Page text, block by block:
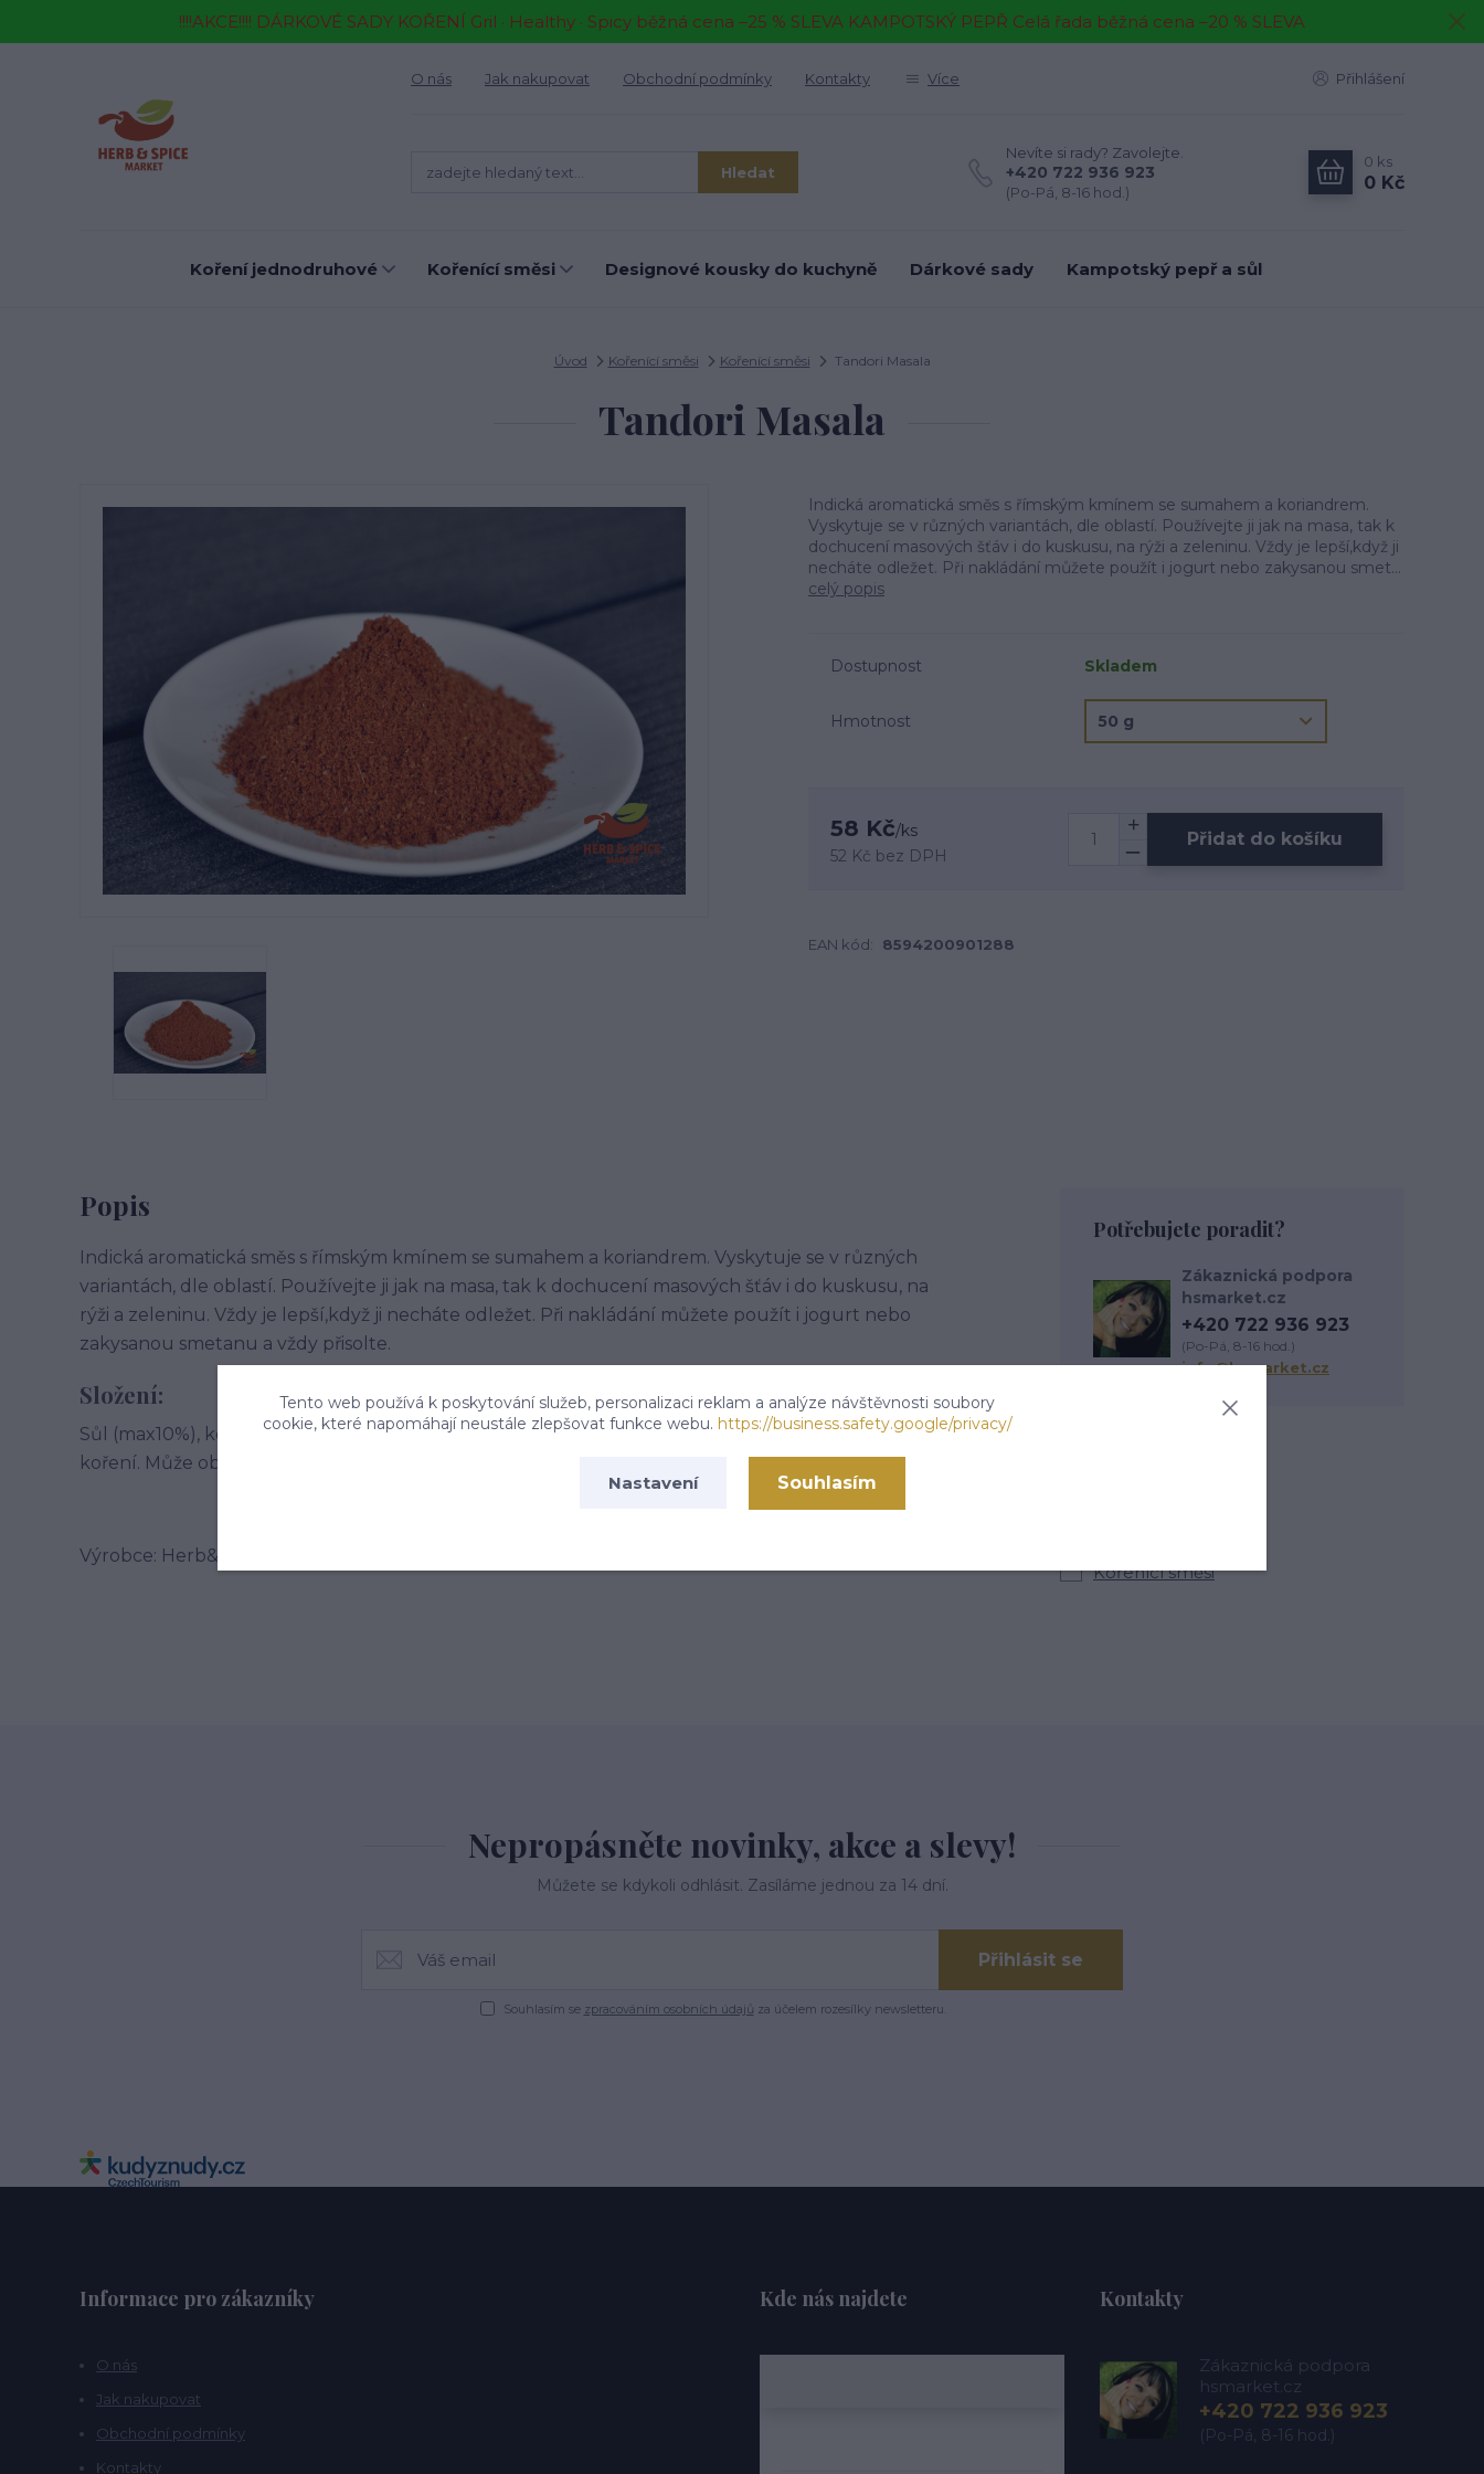
!!!!AKCE!!!! DÁRKOVÉ SADY KOŘENÍ Gril · Healthy · Spicy běžná cena –25 % SLEVA KAMPOTSKÝ PEPŘ Celá řada běžná cena –20 % SLEVA
O nás Jak nakupovat Obchodní podmínky Kontakty Více Přihlášení
Hledat
Nevíte si rady? Zavolejte.
+420 722 936 923
(Po-Pá, 8-16 hod.)
0 ks
0 Kč
Koření jednodruhové Kořenící směsi Designové kousky do kuchyně Dárkové sady Kampotský pepř a sůl
Úvod Kořenící směsi Kořenící směsi Tandori Masala
Tandori Masala
Indická aromatická směs s římským kmínem se sumahem a koriandrem.
Vyskytuje se v různých variantách, dle oblastí. Používejte ji jak na masa, tak k
dochucení masových šťáv i do kuskusu, na rýži a zeleninu. Vždy je lepší,když ji
necháte odležet. Při nakládání můžete použít i jogurt nebo zakysanou smet...
celý popis
Dostupnost Skladem
Hmotnost
58 Kč/ks
52 Kč bez DPH
Přidat do košíku
EAN kód: 8594200901288
Popis
Indická aromatická směs s římským kmínem se sumahem a koriandrem. Vyskytuje se v různých
variantách, dle oblastí. Používejte ji jak na masa, tak k dochucení masových šťáv i do kuskusu, na
rýži a zeleninu. Vždy je lepší,když ji necháte odležet. Při nakládání můžete použít i jogurt nebo
zakysanou smetanu a vždy přisolte.
Složení:
Sůl (max10%), koriandr, zvýrazňovač chuti(E621), římský kmín, sumah, česnek, směs přírodního
koření. Může obsahovat stopy celeru, sezamu a hořčice.
Výrobce: Herb&Spice market s.r.o. , Jablonského tř.113,Kardašova Řečice, 37821
Kořenící směsi
Potřebujete poradit?
Zákaznická podpora
hsmarket.cz
+420 722 936 923
(Po-Pá, 8-16 hod.)
info@hsmarket.cz
Nepropásněte novinky, akce a slevy!
Můžete se kdykoli odhlásit. Zasíláme jednou za 14 dní.
Přihlásit se
Souhlasím se zpracováním osobních údajů za účelem rozesílky newsletteru.
Informace pro zákazníky
O nás
Jak nakupovat
Obchodní podmínky
Kontakty
Kde nás najdete Kontakty
Zákaznická podpora
hsmarket.cz
+420 722 936 923
(Po-Pá, 8-16 hod.)
Tento web používá k poskytování služeb, personalizaci reklam a analýze návštěvnosti soubory
cookie, které napomáhají neustále zlepšovat funkce webu. https://business.safety.google/privacy/
Nastavení Souhlasím